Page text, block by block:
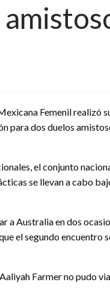
Femenil realizó
para dos duelos
el conjunto
se llevan a cabo
a Australia en dos
el segundo encuentro
Farmer no pudo